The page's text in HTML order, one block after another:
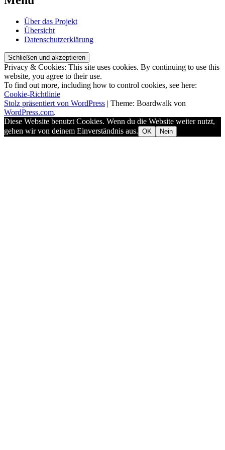
→
Ältere
Über das Projekt
Übersicht
Datenschutzerklärung
Privacy & Cookies: This site uses cookies. By continuing to use this
website, you agree to their use.
To find out more, including how to control cookies, see here:
Cookie-Richtlinie
Stolz präsentiert von WordPress | Theme: Boardwalk von
WordPress.com.
Diese Website benutzt Cookies. Wenn du die Website weiter nutzt,
gehen wir von deinem Einverständnis aus. OK Nein